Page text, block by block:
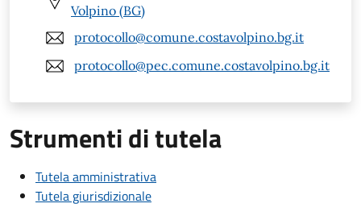
Volpino (BG)
protocollo@comune.costavolpino.bg.it
protocollo@pec.comune.costavolpino.bg.it
Strumenti di tutela
Tutela amministrativa
Tutela giurisdizionale